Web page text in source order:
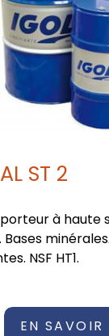
ST 2
à haute
NSF HT1.
EN SAVOIR